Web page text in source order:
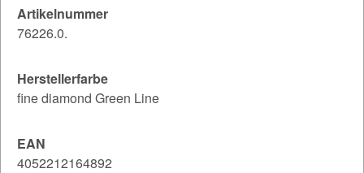
Artikelnummer
76226.0.
Herstellerfarbe
fine diamond Green Line
EAN
4052212164892